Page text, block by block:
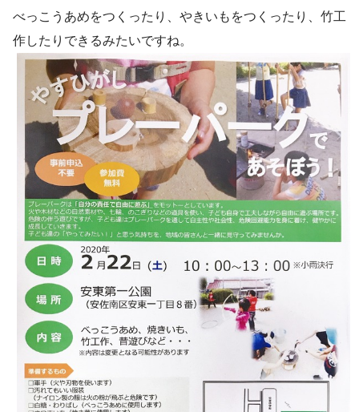
べっこうあめをつくったり、やきいもをつくったり、竹工
作したりできるみたいですね。